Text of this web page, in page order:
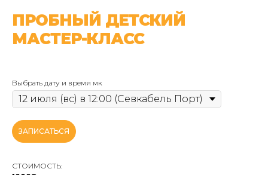
ПРОБНЫЙ ДЕТСКИЙ
МАСТЕР-КЛАСС
Выбрать дату и время мк
ЗАПИСАТЬСЯ
СТОИМОСТЬ: